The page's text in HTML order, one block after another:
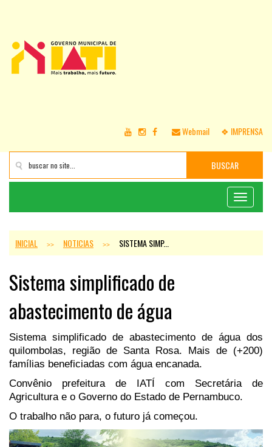
Webmail ❖ IMPRENSA
BUSCAR
Toggle
INICIAL >> NOTICIAS >> SISTEMA SIMP...
Sistema simplificado de
abastecimento de água
Sistema simplificado de abastecimento de água dos
quilombolas, região de Santa Rosa. Mais de (+200)
famílias beneficiadas com água encanada.
Convênio prefeitura de IATÍ com Secretária de
Agricultura e o Governo do Estado de Pernambuco.
O trabalho não para, o futuro já começou.